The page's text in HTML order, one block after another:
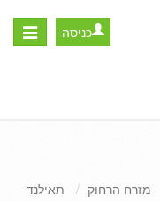
Toggle
כניסה
מזרח הרחוק תאילנד